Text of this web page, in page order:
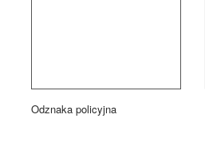
Odznaka policyjna